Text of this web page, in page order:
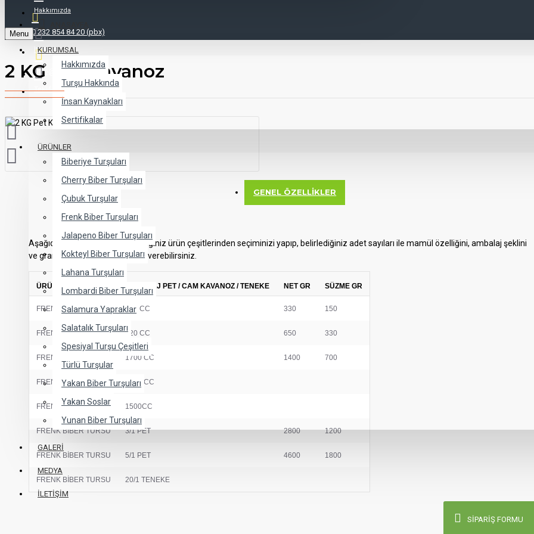
0 232 854 84 20 (pbx)
info@cenkcisalamura.com
Hakkımızda
İletişim
Teklif Al
KURUMSAL
Hakkımızda
Turşu Hakkında
İnsan Kaynakları
Sertifikalar
ÜRÜNLER
Biberiye Turşuları
Cherry Biber Turşuları
Çubuk Turşular
Frenk Biber Turşuları
Jalapeno Biber Turşuları
Kokteyl Biber Turşuları
Lahana Turşuları
Lombardi Biber Turşuları
Salamura Yapraklar
Salatalık Turşuları
Spesiyal Turşu Çeşitleri
Türlü Turşular
Yakan Biber Turşuları
Yakan Soslar
Yunan Biber Turşuları
GALERI
MEDYA
İLETIŞIM
Menu
2 KG Pet Kavanoz
GENEL ÖZELLIKLER
Aşağıda yer alan tablodan istediğiniz ürün çeşitlerinden seçiminizi yapıp, belirlediğiniz adet sayıları ile mamül özelliğini, ambalaj şeklini
ve gramajlarını bize iletip spariş verebilirsiniz.
ÜRÜN ADI AMBALAJ PET / CAM KAVANOZ / TENEKE NET GR SÜZME GR
FRENK BİBER TURSU 370 CC 330 150
FRENK BİBER TURSU 720 CC 650 330
FRENK BİBER TURSU 1700 CC 1400 700
FRENK BİBER TURSU 2650 CC
FRENK BİBER TURSU 1500CC
FRENK BİBER TURSU 3/1 PET 2800 1200
FRENK BİBER TURSU 5/1 PET 4600 1800
FRENK BİBER TURSU 20/1 TENEKE
SIPARIŞ FORMU